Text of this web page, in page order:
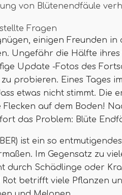
von Blütenendfäule
Fragen
einigen Freunden
Ungefähr die Hälfte ihres
Update -Fotos des
probieren. Eines Tages
etwas nicht stimmt. Die
auf dem Boden!
das Problem: Blüte
ist ein so
Im Gegensatz zu
durch Schädlinge oder
Rot betrifft viele Pflanzen